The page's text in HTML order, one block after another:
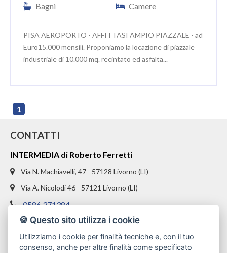
Bagni
Camere
PISA AEROPORTO - AFFITTASI AMPIO PIAZZALE - ad
Euro15.000 mensili. Proponiamo la locazione di piazzale
industriale di 10.000 mq. recintato ed asfalta...
1
CONTATTI
INTERMEDIA di Roberto Ferretti
Via N. Machiavelli, 47 - 57128 Livorno (LI)
Via A. Nicolodi 46 - 57121 Livorno (LI)
0586 371384
328 1654969
info@intermediaimmobiliare.com
🍪 Questo sito utilizza i cookie
Utilizziamo i cookie per finalità tecniche e, con il tuo
consenso, anche per altre finalità come specificato